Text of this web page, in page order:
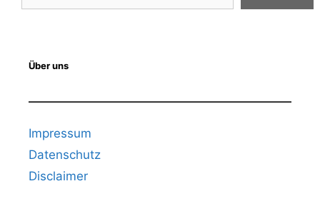
Über uns
Impressum
Datenschutz
Disclaimer